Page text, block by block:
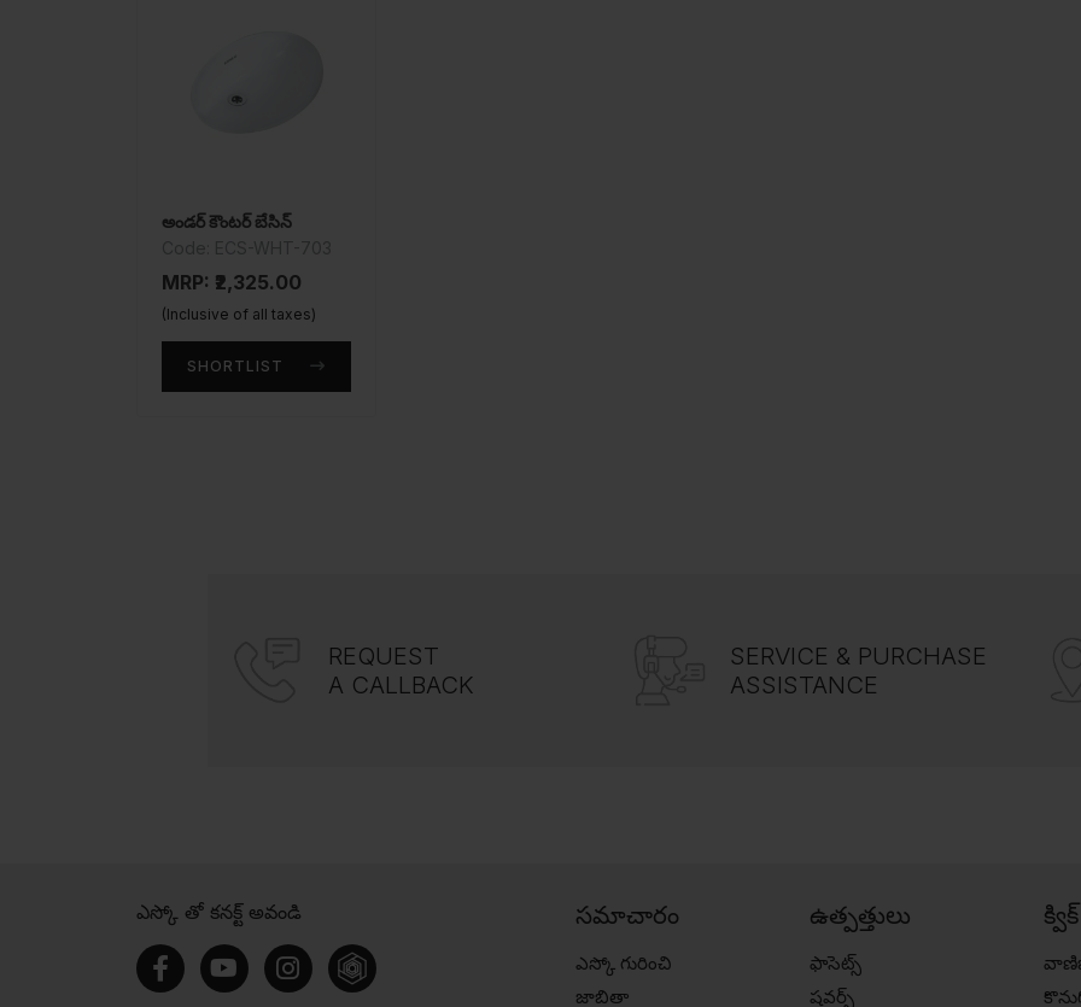
అండర్ కౌంటర్ బేసిన్
MRP: ₹2,325.00
(Inclusive of all taxes)
SHORTLIST
REQUEST
A CALLBACK
SERVICE & PURCHASE
ASSISTANCE
ఎస్కో తో కనక్ట్ అవండి సమాచారం
ఎస్కో గురించి
జాబితా
ఉత్పత్తులు
ఫాసెట్స్
షవర్స్